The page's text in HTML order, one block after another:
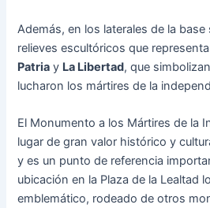
Además, en los laterales de la
relieves escultóricos que
Patria y La Libertad, que
lucharon los mártires de la
El Monumento a los Mártires de la
lugar de gran valor histórico y
y es un punto de referencia
ubicación en la Plaza de la Lealtad
emblemático, rodeado de otros